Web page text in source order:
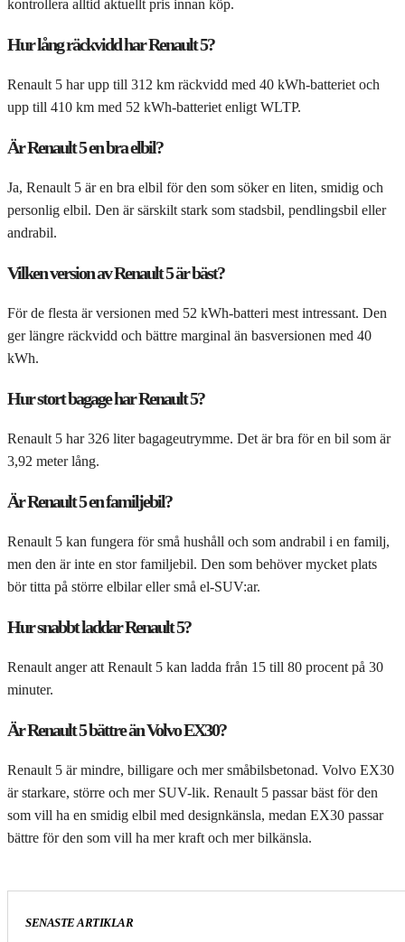
kontrollera alltid aktuellt pris innan köp.
Hur lång räckvidd har Renault 5?
Renault 5 har upp till 312 km räckvidd med 40 kWh-batteriet och
upp till 410 km med 52 kWh-batteriet enligt WLTP.
Är Renault 5 en bra elbil?
Ja, Renault 5 är en bra elbil för den som söker en liten, smidig och
personlig elbil. Den är särskilt stark som stadsbil, pendlingsbil eller
andrabil.
Vilken version av Renault 5 är bäst?
För de flesta är versionen med 52 kWh-batteri mest intressant. Den
ger längre räckvidd och bättre marginal än basversionen med 40
kWh.
Hur stort bagage har Renault 5?
Renault 5 har 326 liter bagageutrymme. Det är bra för en bil som är
3,92 meter lång.
Är Renault 5 en familjebil?
Renault 5 kan fungera för små hushåll och som andrabil i en familj,
men den är inte en stor familjebil. Den som behöver mycket plats
bör titta på större elbilar eller små el-SUV:ar.
Hur snabbt laddar Renault 5?
Renault anger att Renault 5 kan ladda från 15 till 80 procent på 30
minuter.
Är Renault 5 bättre än Volvo EX30?
Renault 5 är mindre, billigare och mer småbilsbetonad. Volvo EX30
är starkare, större och mer SUV-lik. Renault 5 passar bäst för den
som vill ha en smidig elbil med designkänsla, medan EX30 passar
bättre för den som vill ha mer kraft och mer bilkänsla.
SENASTE ARTIKLAR